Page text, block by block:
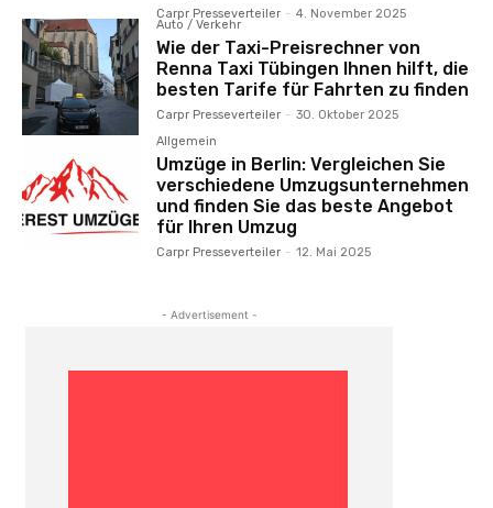
Carpr Presseverteiler - 4. November 2025
Auto / Verkehr
Wie der Taxi-Preisrechner von
Renna Taxi Tübingen Ihnen hilft, die
besten Tarife für Fahrten zu finden
Carpr Presseverteiler - 30. Oktober 2025
Allgemein
Umzüge in Berlin: Vergleichen Sie
verschiedene Umzugsunternehmen
und finden Sie das beste Angebot
für Ihren Umzug
Carpr Presseverteiler - 12. Mai 2025
- Advertisement -